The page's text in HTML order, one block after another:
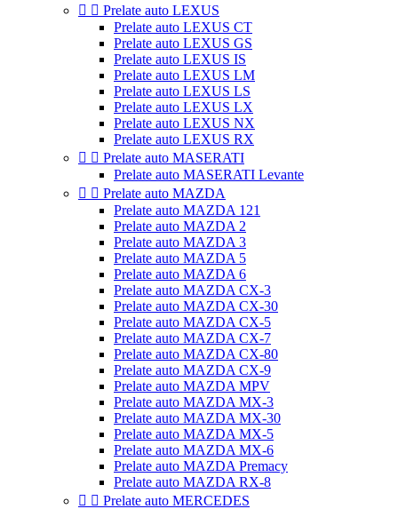
  Prelate auto LEXUS
Prelate auto LEXUS CT
Prelate auto LEXUS GS
Prelate auto LEXUS IS
Prelate auto LEXUS LM
Prelate auto LEXUS LS
Prelate auto LEXUS LX
Prelate auto LEXUS NX
Prelate auto LEXUS RX
  Prelate auto MASERATI
Prelate auto MASERATI Levante
  Prelate auto MAZDA
Prelate auto MAZDA 121
Prelate auto MAZDA 2
Prelate auto MAZDA 3
Prelate auto MAZDA 5
Prelate auto MAZDA 6
Prelate auto MAZDA CX-3
Prelate auto MAZDA CX-30
Prelate auto MAZDA CX-5
Prelate auto MAZDA CX-7
Prelate auto MAZDA CX-80
Prelate auto MAZDA CX-9
Prelate auto MAZDA MPV
Prelate auto MAZDA MX-3
Prelate auto MAZDA MX-30
Prelate auto MAZDA MX-5
Prelate auto MAZDA MX-6
Prelate auto MAZDA Premacy
Prelate auto MAZDA RX-8
  Prelate auto MERCEDES